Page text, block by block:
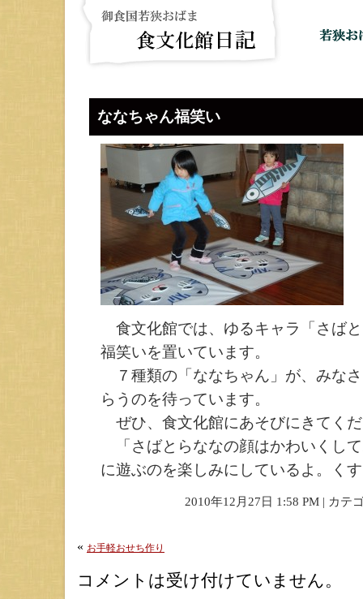
ななちゃん福笑い
食文化館では、ゆるキャラ「さば
福笑いを置いています。
７種類の「ななちゃん」が、みな
らうのを待っています。
ぜひ、食文化館にあそびにきてく
「さばとらななの顔はかわいくし
に遊ぶのを楽しみにしているよ。く
2010年12月27日 1:58 PM | カテ
« お手軽おせち作り
コメントは受け付けていません。